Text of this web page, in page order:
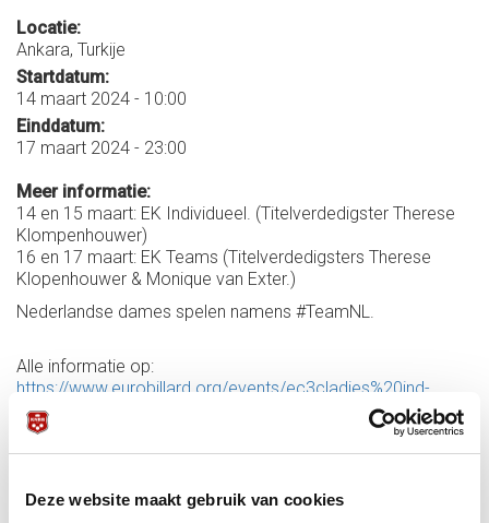
Deze website maakt gebruik van cookies
Locatie:
Ankara, Turkije
Startdatum:
14 maart 2024 - 10:00
Einddatum:
17 maart 2024 - 23:00
Meer informatie:
14 en 15 maart: EK Individueel. (Titelverdedigster Therese
Klompenhouwer)
16 en 17 maart: EK Teams (Titelverdedigsters Therese
Klopenhouwer & Monique van Exter.)
Nederlandse dames spelen namens #TeamNL.
Alle informatie op:
https://www.eurobillard.org/events/ec3cladies%20ind-
402.html#infos